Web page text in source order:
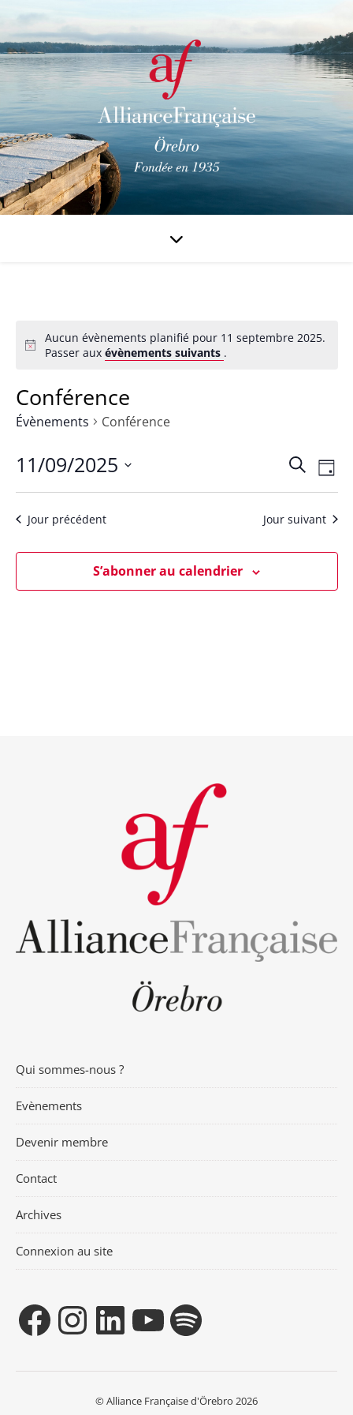
Aucun évènements planifié pour 11 septembre 2025.
Passer aux évènements suivants .
Conférence
Évènements Conférence
et
de
de
Jour
11/09/2025
Sélectionnez
date.Jour précédent Jour suivant
S’abonner au calendrier
Qui sommes-nous ?
Evènements
Devenir membre
Contact
Archives
Connexion au site
© Alliance Française d'Örebro 2026